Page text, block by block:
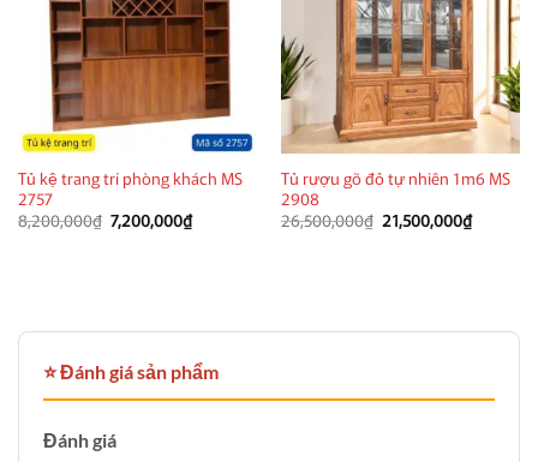
Tủ kệ trang trí phòng khách MS
2757
8,200,000₫ Giá
gốc
7,200,000₫Giá
hiện
Tủ rượu gõ đỏ tự nhiên 1m6 MS
2908
26,500,000₫ Giá
gốc
21,500,000₫Giá
hiện
⭐ Đánh giá sản phẩm
Đánh giá